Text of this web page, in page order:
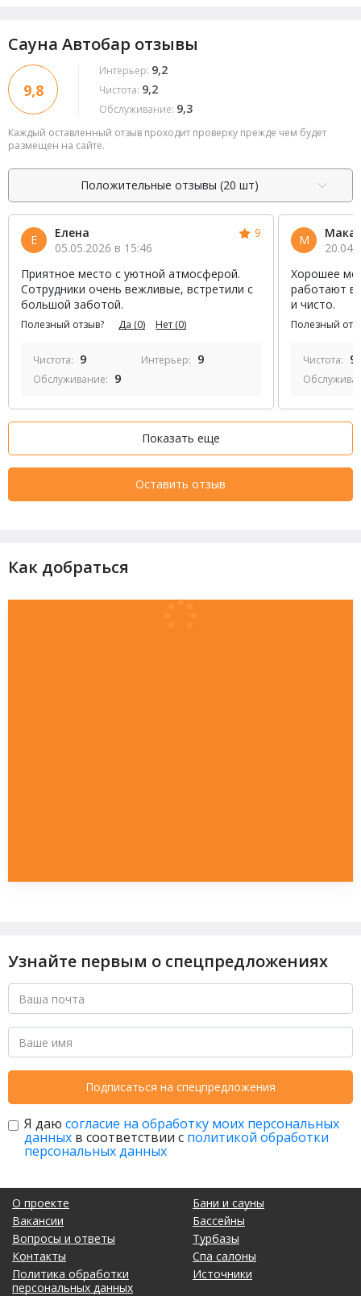
Сауна Автобар отзывы
9,8
Интерьер: 9,2
Чистота: 9,2
Обслуживание: 9,3
Каждый оставленный отзыв проходит проверку прежде чем будет
размещен на сайте.
Положительные отзывы (20 шт)
Е
Елена
05.05.2026 в 15:46
9
Приятное место с уютной атмосферой.
Сотрудники очень вежливые, встретили с
большой заботой.
Полезный отзыв? Да (0) Нет (0)
Чистота: 9 Интерьер: 9
Обслуживание: 9
М
Хорошее
работают
и чисто.
Полезный
Чистота: 9
Показать еще
Оставить отзыв
Как добраться
Узнайте первым о спецпредложениях
Подписаться на спецпредложения
Я даю согласие на обработку моих персональных
данных в соответствии с политикой обработки
персональных данных
О проекте
Вакансии
Вопросы и ответы
Контакты
Политика обработки
персональных данных
Бани и сауны
Бассейны
Турбазы
Спа салоны
Источники